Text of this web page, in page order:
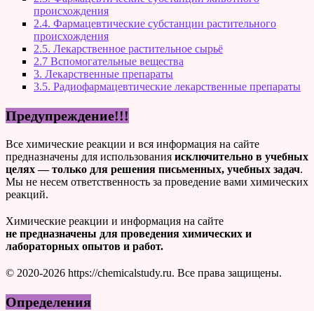
происхождения
2.4. Фармацевтические субстанции растительного
происхождения
2.5. Лекарственное растительное сырьё
2.7 Вспомогательные вещества
3. Лекарственные препараты
3.5. Радиофармацевтические лекарственные препараты
Предупреждение!!!
Все химические реакции и вся информация на сайте
предназначены для использования исключительно в учебных
целях — только для решения письменных, учебных задач.
Мы не несем ответственность за проведение вами химических
реакций.
Химические реакции и информация на сайте
не предназначены для проведения химических и
лабораторных опытов и работ.
© 2020-2026 https://chemicalstudy.ru. Все права защищены.
Определения